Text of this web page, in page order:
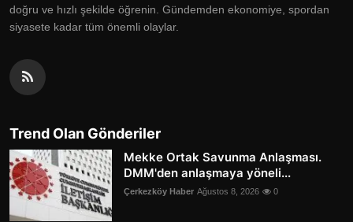
doğru ve hızlı şekilde öğrenin. Gündemden ekonomiye, spordan
siyasete kadar tüm önemli olaylar.
Trend Olan Gönderiler
Mekke Ortak Savunma Anlaşması.
DMM'den anlaşmaya yöneli...
Çerkezköy Haber Ağustos 8, 2026 0